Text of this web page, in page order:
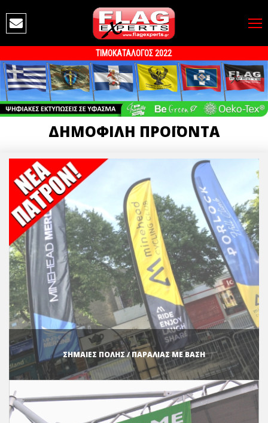
ΤΙΜΟΚΑΤΑΛΟΓΟΣ 2022
ΔΗΜΟΦΙΛΗ ΠΡΟΪΟΝΤΑ
ΣΗΜΑΙΕΣ ΠΟΛΗΣ / ΠΑΡΑΛΙΑΣ ΜΕ ΒΑΣΗ